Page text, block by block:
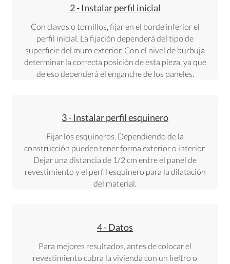
2 - Instalar perfil inicial
Con clavos o tornillos, fijar en el borde inferior el
perfil inicial. La fijación dependerá del tipo de
superficie del muro exterior. Con el nivel de burbuja
determinar la correcta posición de esta pieza, ya que
de eso dependerá el enganche de los paneles.
3 - Instalar perfil esquinero
Fijar los esquineros. Dependiendo de la
construcción pueden tener forma exterior o interior.
Dejar una distancia de 1/2 cm entre el panel de
revestimiento y el perfil esquinero para la dilatación
del material.
4 - Datos
Para mejores resultados, antes de colocar el
revestimiento cubra la vivienda con un fieltro o